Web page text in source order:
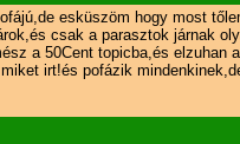
esküszöm hogy most
csak a parasztok járnak
a 50Cent topicba,és
irt!és pofázik